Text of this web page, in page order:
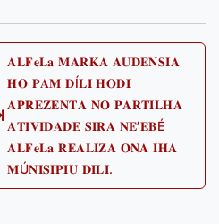
Next
post:
𝐀𝐋𝐅𝐞𝐋𝐚 𝐌𝐀𝐑𝐊𝐀 𝐀𝐔𝐃𝐄𝐍𝐒𝐈𝐀
𝐇𝐎 𝐏𝐀𝐌 𝐃Í𝐋𝐈 𝐇𝐎𝐃𝐈
𝐀𝐏𝐑𝐄𝐙𝐄𝐍𝐓𝐀 𝐍𝐎 𝐏𝐀𝐑𝐓𝐈𝐋𝐇𝐀
𝐀𝐓𝐈𝐕𝐈𝐃𝐀𝐃𝐄 𝐒𝐈𝐑𝐀 𝐍𝐄’𝐄𝐁É
𝐀𝐋𝐅𝐞𝐋𝐚 𝐑𝐄𝐀𝐋𝐈𝐙𝐀 𝐎𝐍𝐀 𝐈𝐇𝐀
𝐌Ú𝐍𝐈𝐒𝐈𝐏𝐈𝐔 𝐃𝐈𝐋𝐈.